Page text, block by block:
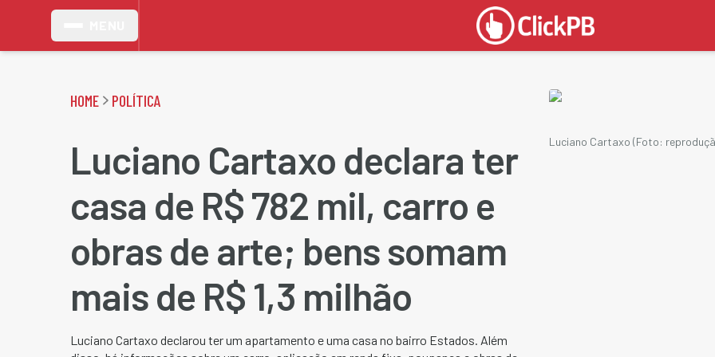
HOME POLÍTICA
Luciano Cartaxo declara ter
casa de R$ 782 mil, carro e
obras de arte; bens somam
mais de R$ 1,3 milhão
Luciano Cartaxo declarou ter um apartamento e uma casa no bairro Estados. Além
Luciano Cartaxo (Foto: